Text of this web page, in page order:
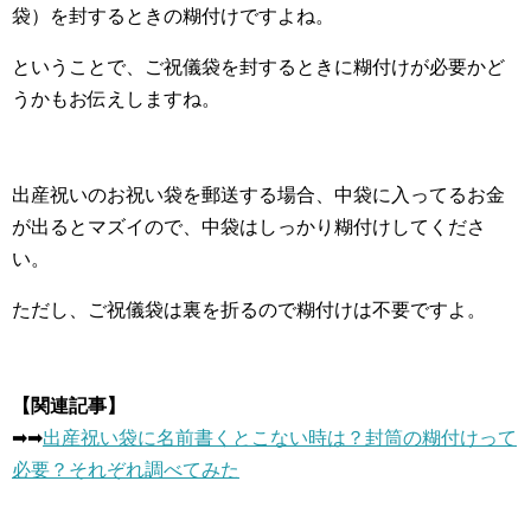
袋）を封するときの糊付けですよね。
ということで、ご祝儀袋を封するときに糊付けが必要かど
うかもお伝えしますね。
出産祝いのお祝い袋を郵送する場合、中袋に入ってるお金
が出るとマズイので、中袋はしっかり糊付けしてくださ
い。
ただし、ご祝儀袋は裏を折るので糊付けは不要ですよ。
【関連記事】
➡︎➡︎出産祝い袋に名前書くとこない時は？封筒の糊付けって
必要？それぞれ調べてみた